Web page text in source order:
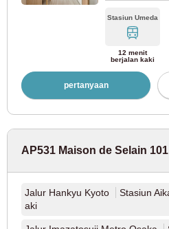
Stasiun Umeda
12 menit
berjalan kaki
pertanyaan
AP531 Maison de Selain 101
Jalur Hankyu Kyoto
Stasiun
aki
Jalur Kereta Api Listrik Keifuku
Biro Transportasi Kota Kyoto
Jalur Karasuma Kereta Bawah
Jalur Tozai Kereta Bawah
Nara
Kereta Api Kinki Nippon